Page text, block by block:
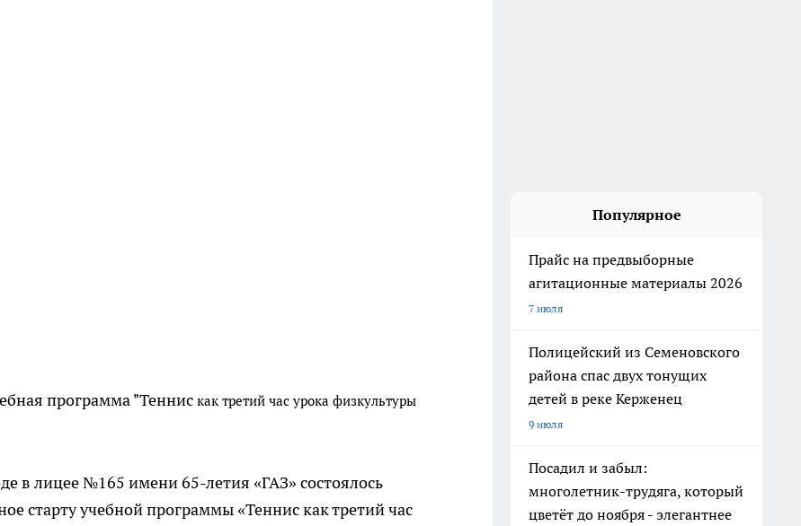
программа "Теннис как третий час урока физкультуры
в лицее №165 имени 65-летия «ГАЗ» состоялось
старту учебной программы «Теннис как третий час
Популярное
Прайс на предвыборные
агитационные материалы 2026
7 июля
Полицейский из Семеновского
района спас двух тонущих
детей в реке Керженец
9 июля
Посадил и забыл:
многолетник-трудяга, который
цветёт до ноября - элегантнее